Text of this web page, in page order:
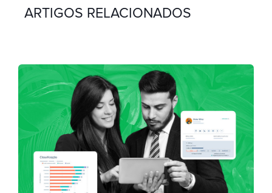
ARTIGOS RELACIONADOS